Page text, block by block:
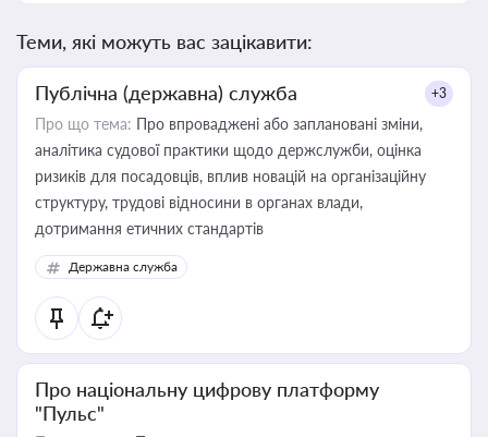
Теми, які можуть вас зацікавити:
Публічна (державна) служба +3
Про що тема: Про впроваджені або заплановані зміни,
аналітика судової практики щодо держслужби, оцінка
ризиків для посадовців, вплив новацій на організаційну
структуру, трудові відносини в органах влади,
дотримання етичних стандартів
Державна служба
Про національну цифрову платформу
"Пульс"